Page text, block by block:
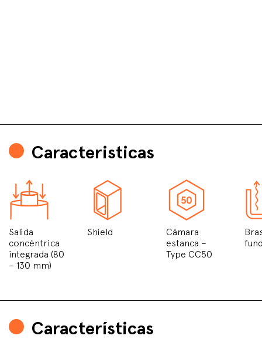
Caracteristicas
Salida
concéntrica
integrada (80
– 130 mm)
Shield
Cámara
estanca –
Type CC50
Características